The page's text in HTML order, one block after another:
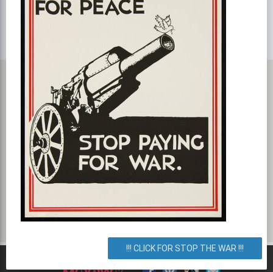
Карта с маршрутом, как добратся на мероприятие или проехать
к событию. Завтраки в ресторане "Маркош"
ул. Механизаторов 2, Киев, город Киев, Украина. Как
добраться? Как доехать? Маршрут.
!!! CLICK FOR STOP THE WAR !!!